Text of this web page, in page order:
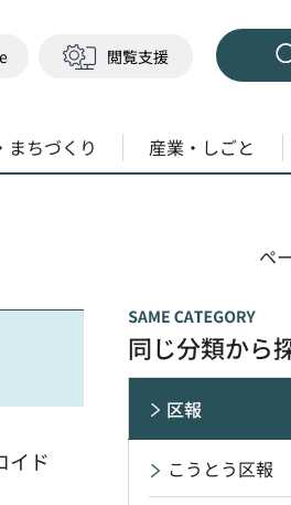
閲覧支援
まちづくり 産業・しごと
ペ
イド
同じ分類から
区報
こうとう区報